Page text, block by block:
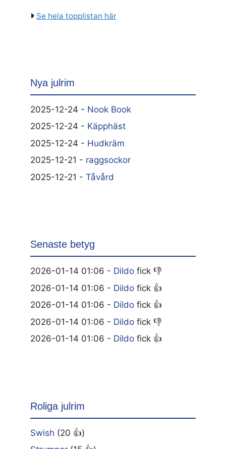
Se hela topplistan här
Nya julrim
2025-12-24 - Nook Book
2025-12-24 - Käpphäst
2025-12-24 - Hudkräm
2025-12-21 - raggsockor
2025-12-21 - Tåvård
Senaste betyg
2026-01-14 01:06 - Dildo fick 👎
2026-01-14 01:06 - Dildo fick 👍
2026-01-14 01:06 - Dildo fick 👍
2026-01-14 01:06 - Dildo fick 👎
2026-01-14 01:06 - Dildo fick 👍
Roliga julrim
Swish (20 👍)